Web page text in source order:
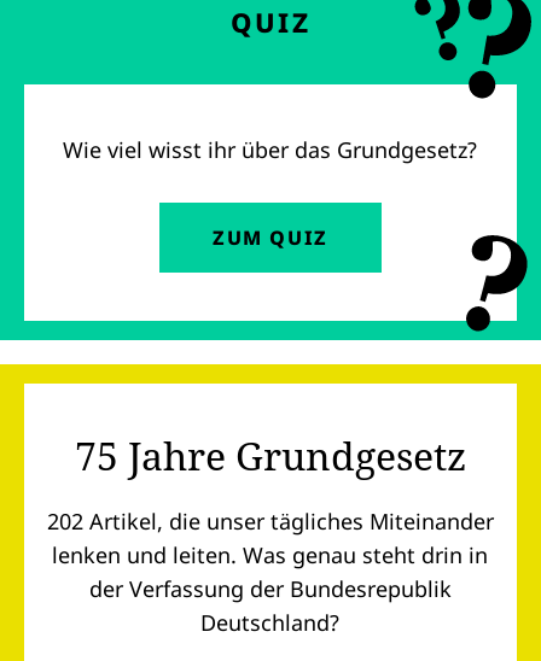
QUIZ
Wie viel wisst ihr über das Grundgesetz?
ZUM QUIZ
(ÖFFNET IN NEUEM REITER)
75 Jahre Grundgesetz
202 Artikel, die unser tägliches Miteinander
lenken und leiten. Was genau steht drin in
der Verfassung der Bundesrepublik
Deutschland?